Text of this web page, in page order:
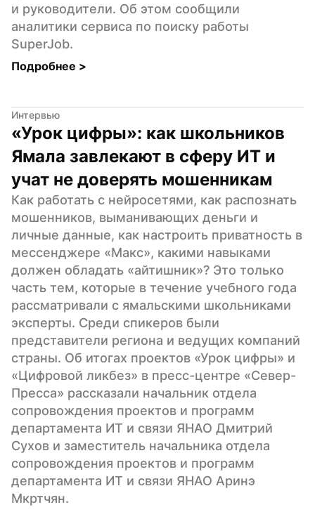
и руководители. Об этом сообщили
аналитики сервиса по поиску работы
SuperJob.
Подробнее >
Интервью
«Урок цифры»: как школьников
Ямала завлекают в сферу ИТ и
учат не доверять мошенникам
Как работать с нейросетями, как распознать
мошенников, выманивающих деньги и
личные данные, как настроить приватность в
мессенджере «Макс», какими навыками
должен обладать «айтишник»? Это только
часть тем, которые в течение учебного года
рассматривали с ямальскими школьниками
эксперты. Среди спикеров были
представители региона и ведущих компаний
страны. Об итогах проектов «Урок цифры» и
«Цифровой ликбез» в пресс-центре «Север-
Пресса» рассказали начальник отдела
сопровождения проектов и программ
департамента ИТ и связи ЯНАО Дмитрий
Сухов и заместитель начальника отдела
сопровождения проектов и программ
департамента ИТ и связи ЯНАО Аринэ
Мкртчян.